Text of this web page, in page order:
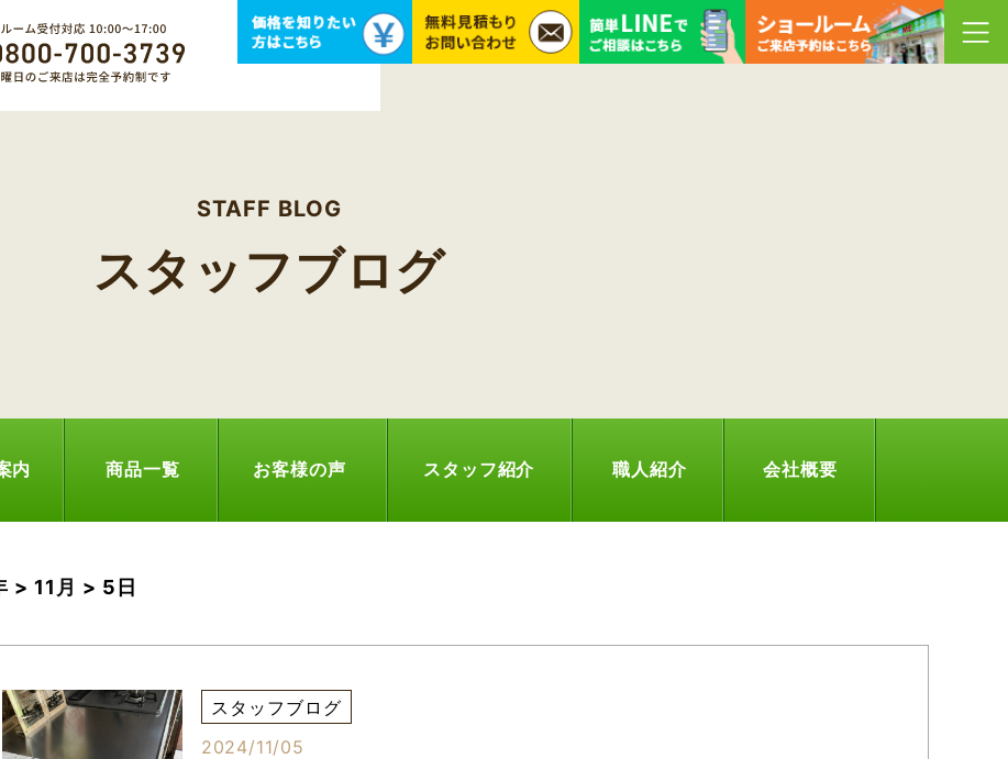
STAFF BLOG
スタッフブログ
内 商品一覧 お客様の声 スタッフ紹介 職人紹介 会社概要
> 11月 > 5日
スタッフブログ
2024/11/05